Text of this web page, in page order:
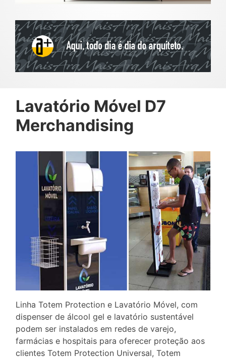
Lavatório Móvel D7
Merchandising
Linha Totem Protection e Lavatório Móvel, com
dispenser de álcool gel e lavatório sustentável
podem ser instalados em redes de varejo,
farmácias e hospitais para oferecer proteção aos
clientes Totem Protection Universal, Totem